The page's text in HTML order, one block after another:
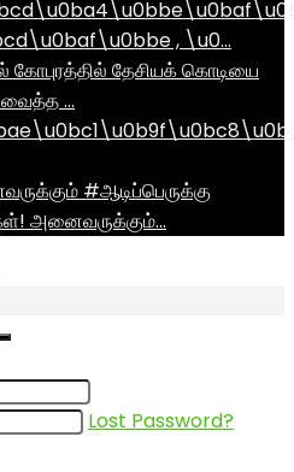
, \u0…
தேசியக் கொடியை
வைத்த …
#ஆடிப்பெருக்கு
அனைவருக்கும்…
Lost Password?